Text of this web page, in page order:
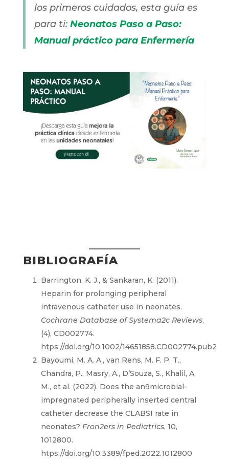
los primeros cuidados, esta guía es
para ti:Neonatos Paso a Paso:
Manual práctico para Enfermería
BIBLIOGRAFÍA
Barrington, K. J., & Sankaran, K. (2011).
Heparin for prolonging peripheral
intravenous catheter use in neonates.
Cochrane Database of Systema2c Reviews,
(4), CD002774.
htps://doi.org/10.1002/14651858.CD002774.pub2
Bayoumi, M. A. A., van Rens, M. F. P. T.,
Chandra, P., Masry, A., D’Souza, S., Khalil, A.
M., et al. (2022). Does the an9microbial-
impregnated peripherally inserted central
catheter decrease the CLABSI rate in
neonates? Fron2ers in Pediatrics, 10,
1012800.
htps://doi.org/10.3389/fped.2022.1012800